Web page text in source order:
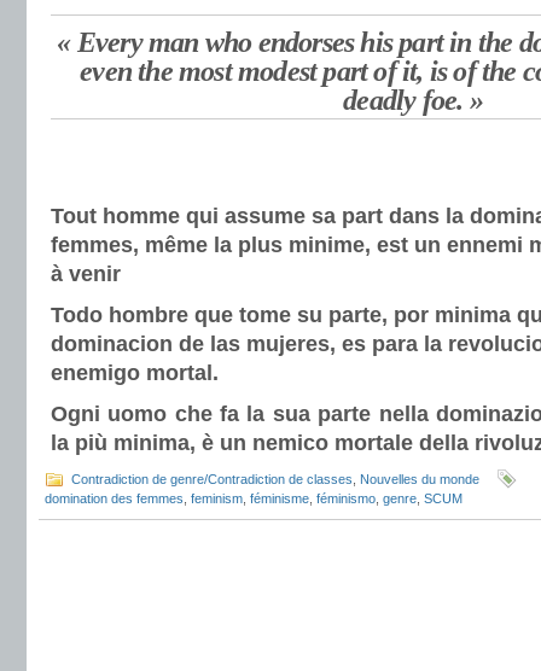
« Every man who endorses his part in the
even the most modest part of it, is of the
deadly foe. »
Tout homme qui assume sa part dans la
femmes, même la plus minime, est un ennemi
à venir
Todo hombre que tome su parte, por minima
dominacion de las mujeres, es para la
enemigo mortal.
Ogni uomo che fa la sua parte nella
la più minima, è un nemico mortale della
Contradiction de genre/Contradiction de classes
Nouvelles du monde
domination des femmes feminism féminisme féminismo genre SCUM